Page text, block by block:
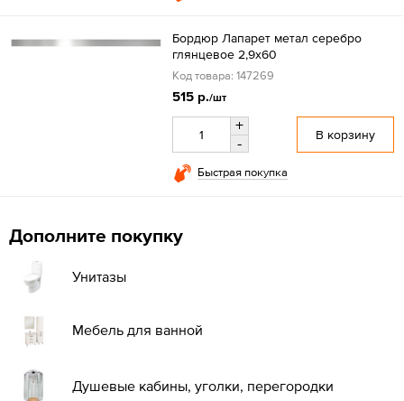
Бордюр Лапарет метал серебро
глянцевое 2,9x60
Код товара: 147269
515 р./шт
+
-
В корзину
Быстрая покупка
Дополните покупку
Унитазы
Мебель для ванной
Душевые кабины, уголки, перегородки